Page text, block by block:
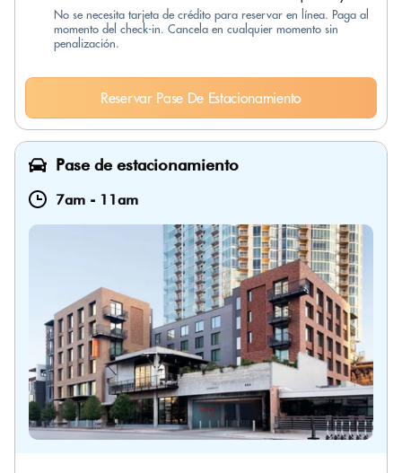
No se necesita tarjeta de crédito para reservar en línea. Paga al
momento del check-in. Cancela en cualquier momento sin
penalización.
Reservar Pase De Estacionamiento
Pase de estacionamiento
7am - 11am